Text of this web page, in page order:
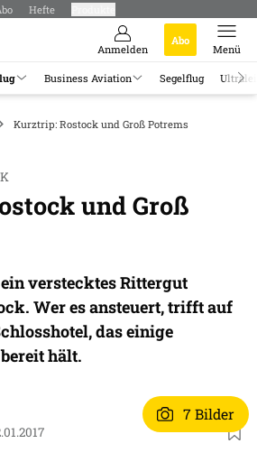
Hefte
Anmelden
Abo
Menü
Business Aviation Segelflug
Kurztrip: Rostock und Groß Potrems
und Groß
verstecktes Rittergut
Wer es ansteuert, trifft auf
das einige
hält.
7 Bilder